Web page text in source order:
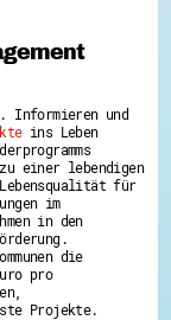
- Engagement
€
mehr
Informieren und
ins Leben
zu einer lebendigen
Lebensqualität für
im
in den
die
pro
Projekte.